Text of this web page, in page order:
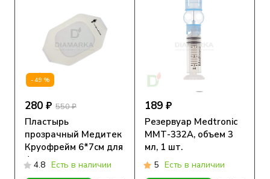
-49%
280 ₽ 550 ₽
Пластырь
прозрачный Медитек
Круофрейм 6*7см для
фиксации сенсоров,
10 шт.
4.8 Есть в наличии
189 ₽
Резервуар Medtronic
ММТ-332А, объем 3
мл, 1 шт.
5 Есть в наличии